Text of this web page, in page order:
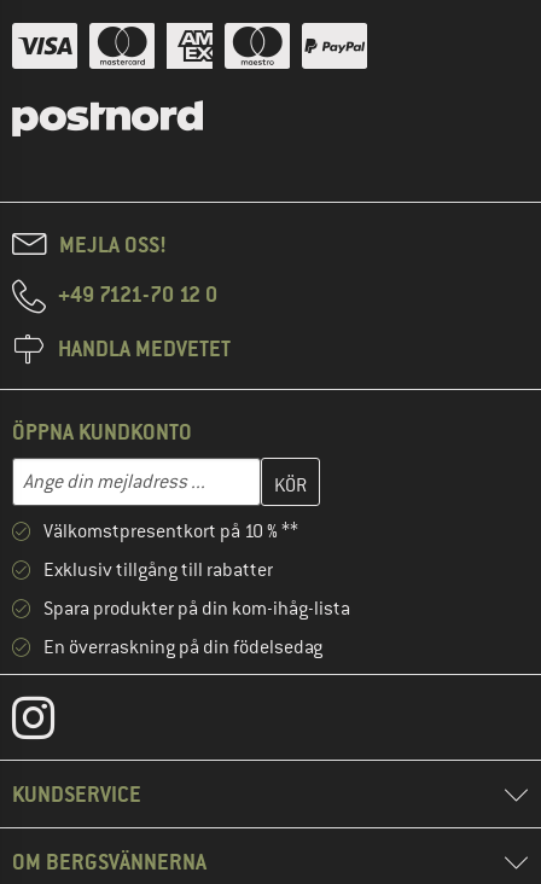
MEJLA OSS!
+49 7121-70 12 0
HANDLA MEDVETET
ÖPPNA KUNDKONTO
Mejladress
Skriv in din e-postadress här och skapa ditt kundkonto i nästa
Välkomstpresentkort på 10 % **
Exklusiv tillgång till rabatter
Spara produkter på din kom-ihåg-lista
En överraskning på din födelsedag
KUNDSERVICE
OM BERGSVÄNNERNA